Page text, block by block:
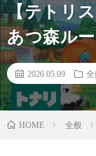
【テトリ
あつ森ル
2026.05.09 全
HOME 全般